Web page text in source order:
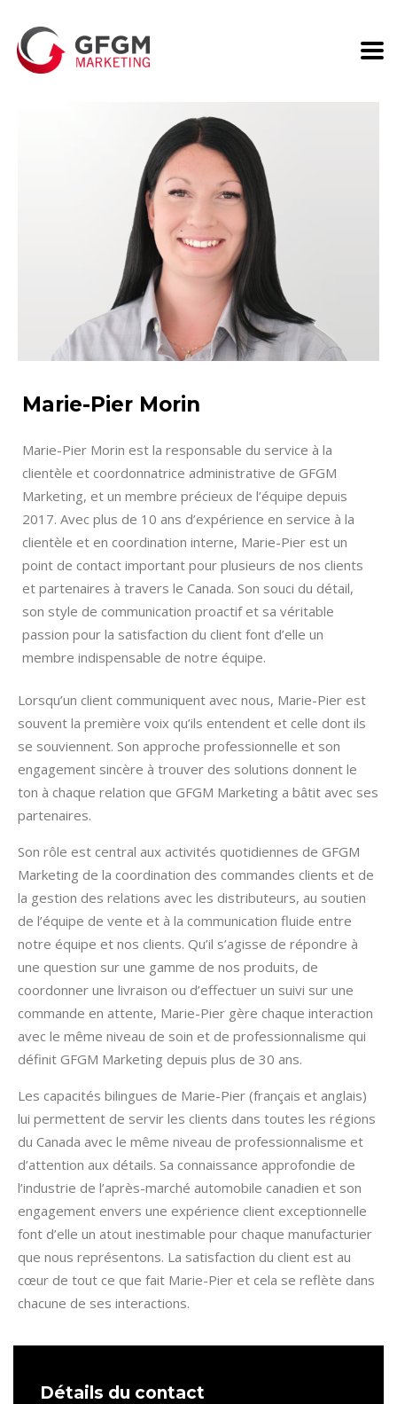
Marie-Pier Morin
Marie-Pier Morin est la responsable du service à la
clientèle et coordonnatrice administrative de GFGM
Marketing, et un membre précieux de l’équipe depuis
2017. Avec plus de 10 ans d’expérience en service à la
clientèle et en coordination interne, Marie-Pier est un
point de contact important pour plusieurs de nos clients
et partenaires à travers le Canada. Son souci du détail,
son style de communication proactif et sa véritable
passion pour la satisfaction du client font d’elle un
membre indispensable de notre équipe.
Lorsqu’un client communiquent avec nous, Marie-Pier est
souvent la première voix qu’ils entendent et celle dont ils
se souviennent. Son approche professionnelle et son
engagement sincère à trouver des solutions donnent le
ton à chaque relation que GFGM Marketing a bâtit avec ses
partenaires.
Son rôle est central aux activités quotidiennes de GFGM
Marketing de la coordination des commandes clients et de
la gestion des relations avec les distributeurs, au soutien
de l’équipe de vente et à la communication fluide entre
notre équipe et nos clients. Qu’il s’agisse de répondre à
une question sur une gamme de nos produits, de
coordonner une livraison ou d’effectuer un suivi sur une
commande en attente, Marie-Pier gère chaque interaction
avec le même niveau de soin et de professionnalisme qui
définit GFGM Marketing depuis plus de 30 ans.
Les capacités bilingues de Marie-Pier (français et anglais)
lui permettent de servir les clients dans toutes les régions
du Canada avec le même niveau de professionnalisme et
d’attention aux détails. Sa connaissance approfondie de
l’industrie de l’après-marché automobile canadien et son
engagement envers une expérience client exceptionnelle
font d’elle un atout inestimable pour chaque manufacturier
que nous représentons. La satisfaction du client est au
cœur de tout ce que fait Marie-Pier et cela se reflète dans
chacune de ses interactions.
Détails du contact